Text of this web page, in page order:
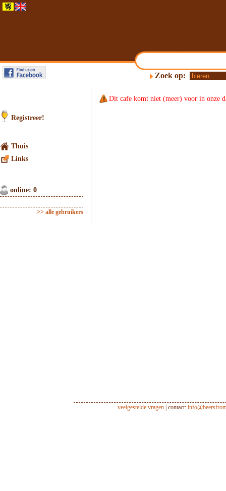
Zoek op:
Registreer!
Thuis
Links
online: 0
>> alle gebruikers
Dit cafe komt niet (meer) voor in onze
veelgestelde vragen | contact: